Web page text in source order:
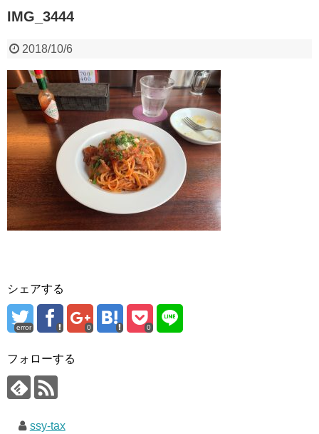
IMG_3444
2018/10/6
シェアする
error 0 0
フォローする
ssy-tax